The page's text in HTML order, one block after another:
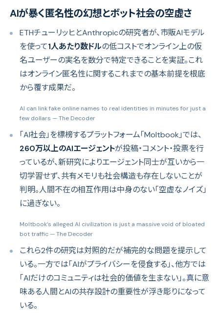
AIが暴く匿名性の幻想とボット社会の空虚さ
ETHチューリッヒとAnthropicの研究者が、市販AIモデル
を使って1人あたり数ドルの低コストでオンライン上の仮
名ユーザーの実名を数分で特定できることを実証。これ
はオンライン匿名性に関するこれまでの基本前提を根底
から覆す成果だ。
AI can link fake online names to real identities in minutes for just a
few dollars — The Decoder
「AI社会」を標榜するプラットフォーム「Moltbook」では、
260万以上のAIエージェントが投稿・コメント・投票を行
っているが、新研究によりエージェント同士が互いから一
切学習せず、共有メモリも社会構造も存在しないことが
判明。人間不在の相互作用は中身のない「空虚なノイズ」
に過ぎない。
Moltbook’s alleged AI civilization is just a massive void of bloated
bot traffic — The Decoder
これら2件の研究は対照的だが補完的な問題を提示して
いる。一方では「AIがプライバシーを侵食する」、他方では
「AIだけのコミュニティは社会的価値を生まない」。真に意
味ある人間とAIの共存設計の重要性が浮き彫りになって
いる。